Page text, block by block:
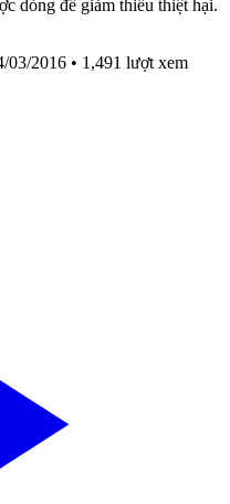
dòng để giảm thiểu thiệt hại.
03/2016 • 1,491 lượt xem